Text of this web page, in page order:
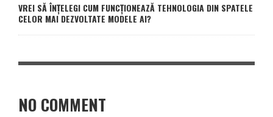
VREI SĂ ÎNȚELEGI CUM FUNCȚIONEAZĂ TEHNOLOGIA DIN SPATELE
CELOR MAI DEZVOLTATE MODELE AI?
NO COMMENT